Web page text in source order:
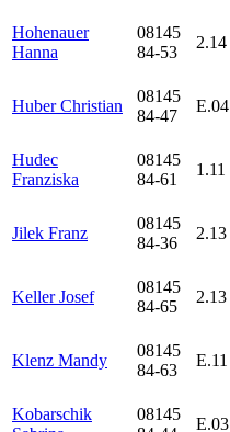
Hohenauer
Hanna
08145
84-53
2.14
Huber Christian
08145
84-47
E.04
Hudec
Franziska
08145
84-61
1.11
Jilek Franz
08145
84-36
2.13
Keller Josef
08145
84-65
2.13
Klenz Mandy
08145
84-63
E.11
Kobarschik
08145
E.03